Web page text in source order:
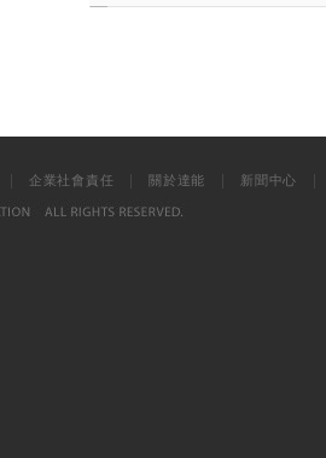
|企業社會責任 關於達能 新聞中心